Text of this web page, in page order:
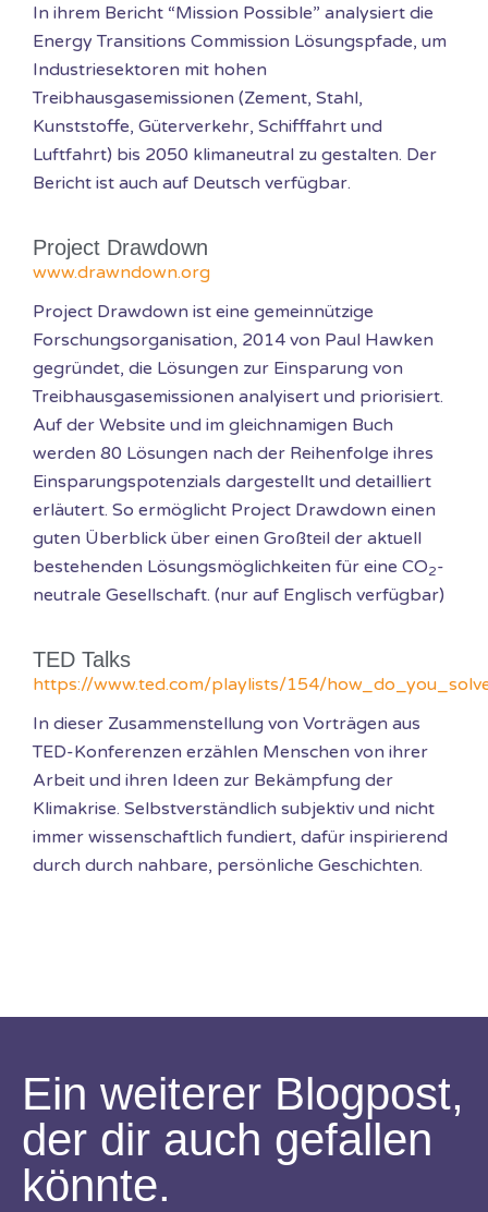
In ihrem Bericht “Mission Possible” analysiert die
Energy Transitions Commission Lösungspfade, um
Industriesektoren mit hohen
Treibhausgasemissionen (Zement, Stahl,
Kunststoffe, Güterverkehr, Schifffahrt und
Luftfahrt) bis 2050 klimaneutral zu gestalten. Der
Bericht ist auch auf Deutsch verfügbar.
Project Drawdown
www.drawndown.org
Project Drawdown ist eine gemeinnützige
Forschungsorganisation, 2014 von Paul Hawken
gegründet, die Lösungen zur Einsparung von
Treibhausgasemissionen analyisert und priorisiert.
Auf der Website und im gleichnamigen Buch
werden 80 Lösungen nach der Reihenfolge ihres
Einsparungspotenzials dargestellt und detailliert
erläutert. So ermöglicht Project Drawdown einen
guten Überblick über einen Großteil der aktuell
bestehenden Lösungsmöglichkeiten für eine CO2-
neutrale Gesellschaft. (nur auf Englisch verfügbar)
TED Talks
https://www.ted.com/playlists/154/
In dieser Zusammenstellung von Vorträgen aus
TED-Konferenzen erzählen Menschen von ihrer
Arbeit und ihren Ideen zur Bekämpfung der
Klimakrise. Selbstverständlich subjektiv und nicht
immer wissenschaftlich fundiert, dafür inspirierend
durch durch nahbare, persönliche Geschichten.
Ein weiterer Blogpost,
der dir auch gefallen
könnte.